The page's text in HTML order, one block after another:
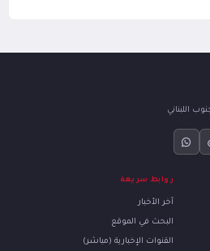
اللبناني
روابط سريعة
آخر الأخبار
البحث في الموقع
القنوات الإخبارية (مباشر)